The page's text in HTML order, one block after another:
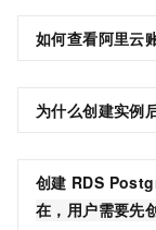
如何查看阿里云
为什么创建实例
创建 RDS
在，用户需要先